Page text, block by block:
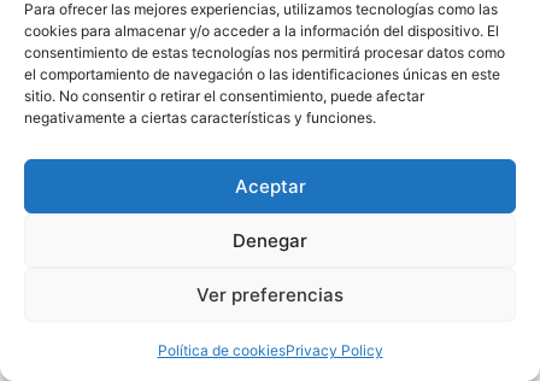
Para ofrecer las mejores experiencias, utilizamos tecnologías como las
cookies para almacenar y/o acceder a la información del dispositivo. El
consentimiento de estas tecnologías nos permitirá procesar datos como
el comportamiento de navegación o las identificaciones únicas en este
sitio. No consentir o retirar el consentimiento, puede afectar
negativamente a ciertas características y funciones.
Aceptar
Denegar
Ver preferencias
Política de cookiesPrivacy Policy